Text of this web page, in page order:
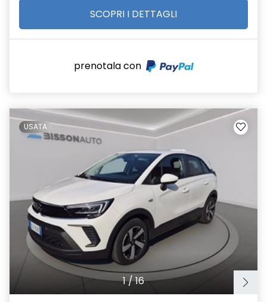
SCOPRI I DETTAGLI
prenotala con
1/16
USATA